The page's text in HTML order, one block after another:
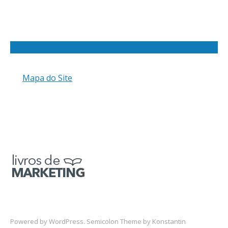
Mapa do Site
Powered byWordPress. Semicolon Theme by Konstantin